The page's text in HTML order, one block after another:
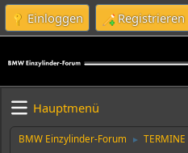
Einloggen Registrieren
Hauptmenü
BMW Einzylinder-Forum ►